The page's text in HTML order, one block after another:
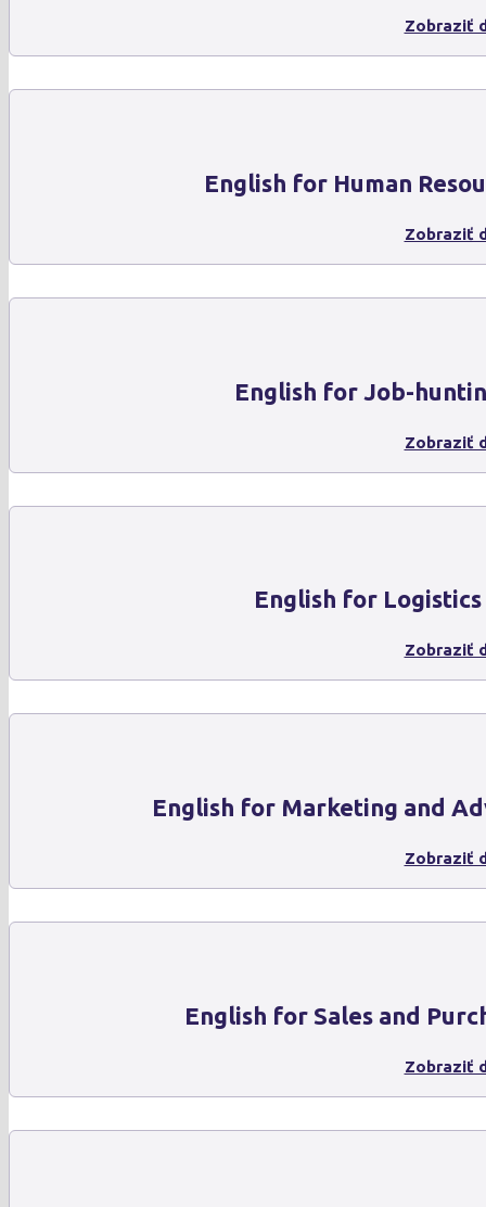
Zobraziť
English for Human
Zobraziť
English for Job-
Zobraziť
English for Logistics
Zobraziť
English for Marketing and
Zobraziť
English for Sales and
Zobraziť